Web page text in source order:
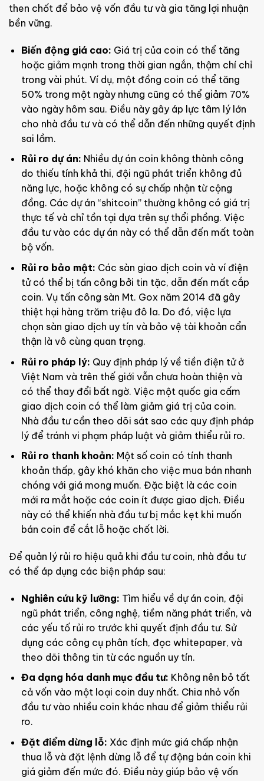
then chốt để bảo vệ vốn đầu tư và gia tăng lợi nhuận
bền vững.
Biến động giá cao: Giá trị của coin có thể tăng
hoặc giảm mạnh trong thời gian ngắn, thậm chí chỉ
trong vài phút. Ví dụ, một đồng coin có thể tăng
50% trong một ngày nhưng cũng có thể giảm 70%
vào ngày hôm sau. Điều này gây áp lực tâm lý lớn
cho nhà đầu tư và có thể dẫn đến những quyết định
sai lầm.
Rủi ro dự án: Nhiều dự án coin không thành công
do thiếu tính khả thi, đội ngũ phát triển không đủ
năng lực, hoặc không có sự chấp nhận từ cộng
đồng. Các dự án “shitcoin” thường không có giá trị
thực tế và chỉ tồn tại dựa trên sự thổi phồng. Việc
đầu tư vào các dự án này có thể dẫn đến mất toàn
bộ vốn.
Rủi ro bảo mật: Các sàn giao dịch coin và ví điện
tử có thể bị tấn công bởi tin tặc, dẫn đến mất cắp
coin. Vụ tấn công sàn Mt. Gox năm 2014 đã gây
thiệt hại hàng trăm triệu đô la. Do đó, việc lựa
chọn sàn giao dịch uy tín và bảo vệ tài khoản cẩn
thận là vô cùng quan trọng.
Rủi ro pháp lý: Quy định pháp lý về tiền điện tử ở
Việt Nam và trên thế giới vẫn chưa hoàn thiện và
có thể thay đổi bất ngờ. Việc một quốc gia cấm
giao dịch coin có thể làm giảm giá trị của coin.
Nhà đầu tư cần theo dõi sát sao các quy định pháp
lý để tránh vi phạm pháp luật và giảm thiểu rủi ro.
Rủi ro thanh khoản: Một số coin có tính thanh
khoản thấp, gây khó khăn cho việc mua bán nhanh
chóng với giá mong muốn. Đặc biệt là các coin
mới ra mắt hoặc các coin ít được giao dịch. Điều
này có thể khiến nhà đầu tư bị mắc kẹt khi muốn
bán coin để cắt lỗ hoặc chốt lời.
Để quản lý rủi ro hiệu quả khi đầu tư coin, nhà đầu tư
có thể áp dụng các biện pháp sau:
Nghiên cứu kỹ lưỡng: Tìm hiểu về dự án coin, đội
ngũ phát triển, công nghệ, tiềm năng phát triển, và
các yếu tố rủi ro trước khi quyết định đầu tư. Sử
dụng các công cụ phân tích, đọc whitepaper, và
theo dõi thông tin từ các nguồn uy tín.
Đa dạng hóa danh mục đầu tư: Không nên bỏ tất
cả vốn vào một loại coin duy nhất. Chia nhỏ vốn
đầu tư vào nhiều coin khác nhau để giảm thiểu rủi
ro.
Đặt điểm dừng lỗ: Xác định mức giá chấp nhận
thua lỗ và đặt lệnh dừng lỗ để tự động bán coin khi
giá giảm đến mức đó. Điều này giúp bảo vệ vốn